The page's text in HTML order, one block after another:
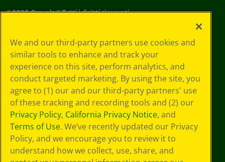
©2026Crayola® Tutti i diritti riservati.
in materia di
privacy
Informativa sulla
privacy
Termini SMS
GDPR
Informativa sulla
privacy di CA
Technologies
Preferenze cookie
Condizioni d'uso
We and our third-party partners use cookies and
similar tools to enhance and track your
experience on this site, perform analytics, and
conduct targeted marketing. By using the site, you
agree to (1) our and our third-party partners' use
of these tracking and recording tools and (2) our
Privacy Policy, California Privacy Notice, and
Terms of Use. We’ve recently updated our Privacy
Policy, and we encourage you to review it to
understand how we collect, use, share, and